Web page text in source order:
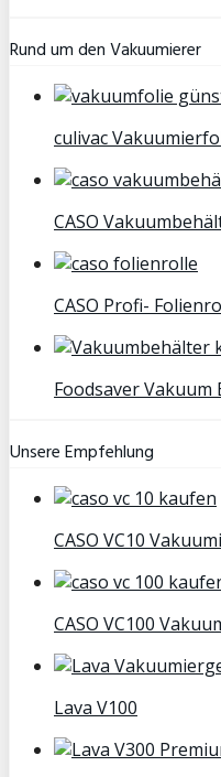
Rund um den Vakuumierer
culivac
CASO
CASO Profi-
Foodsaver
Unsere Empfehlung
CASO VC10
CASO VC100
Lava V100